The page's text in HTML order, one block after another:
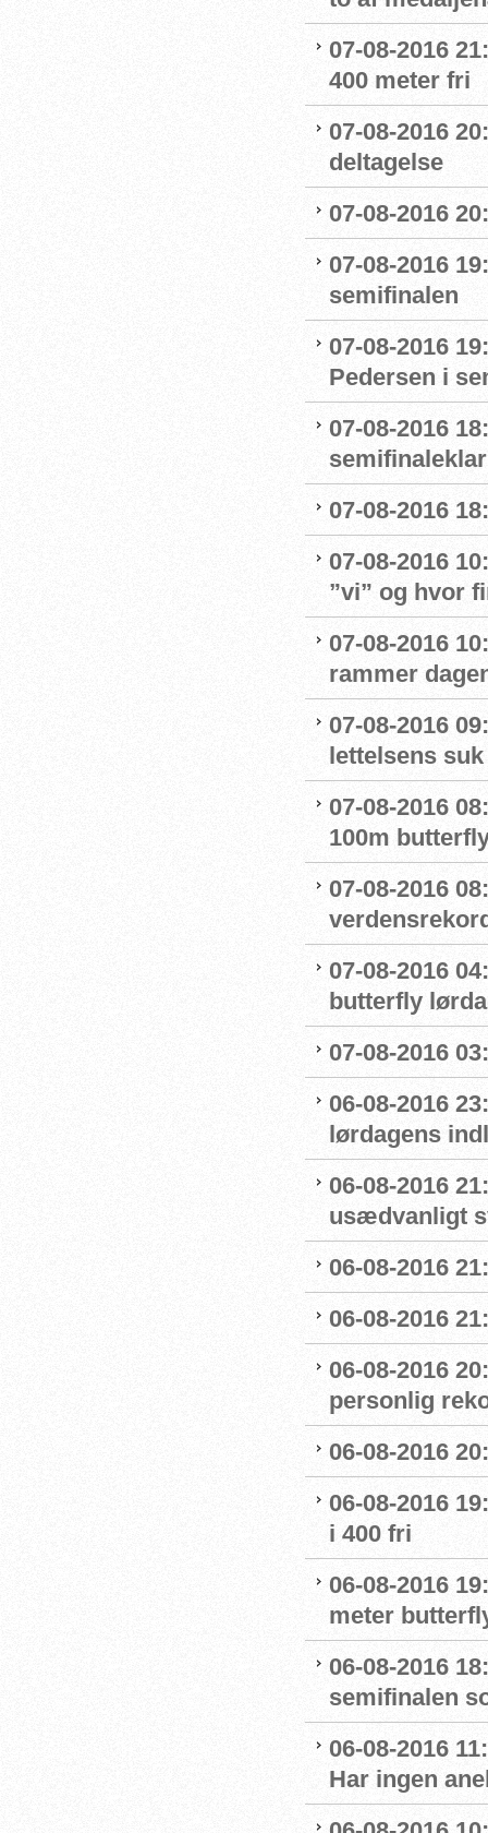
07-08-2016
400 meter fri
07-08-2016
deltagelse
07-08-2016
07-08-2016
semifinalen
07-08-2016
Pedersen i
07-08-2016
07-08-2016
07-08-2016
”vi” og hvor
07-08-2016
rammer
07-08-2016
lettelsens
07-08-2016
100m
07-08-2016
07-08-2016
butterfly
07-08-2016
06-08-2016
lørdagens
06-08-2016
usædvanligt
06-08-2016
06-08-2016
06-08-2016
personlig
06-08-2016
06-08-2016
i 400 fri
06-08-2016
meter
06-08-2016
semifinalen
06-08-2016
Har ingen